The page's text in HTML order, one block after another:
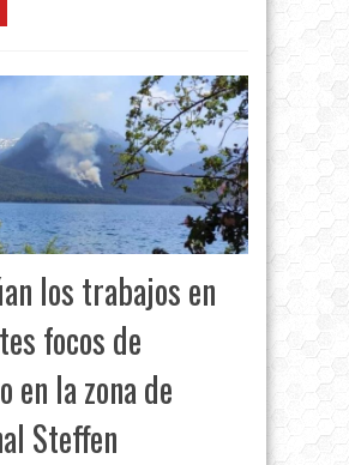
los trabajos en
focos de
en la zona de
Steffen